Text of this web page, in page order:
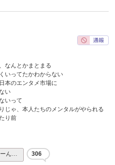
なんとかまとまる
いってたかわからない
本のエンタメ市場に
い
いって
じゃ、本人たちのメンタルがやられる
り前
ーん… 306